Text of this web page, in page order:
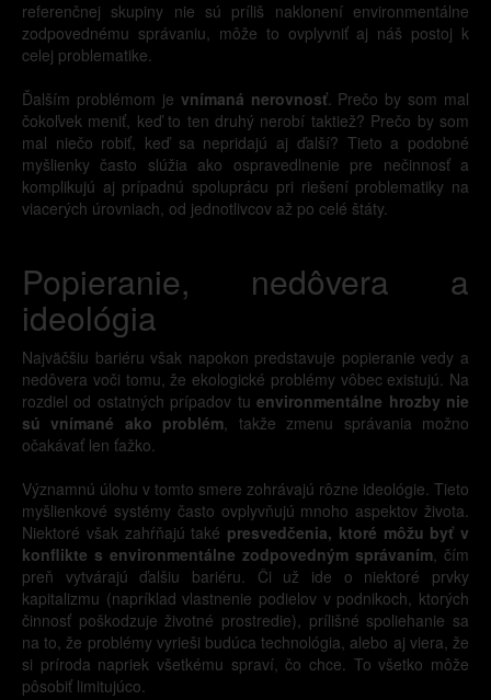
referenčnej skupiny nie sú príliš naklonení environmentálne
zodpovednému správaniu, môže to ovplyvniť aj náš postoj k
celej problematike.
Ďalším problémom je vnímaná nerovnosť. Prečo by som mal
čokoľvek meniť, keď to ten druhý nerobí taktiež? Prečo by som
mal niečo robiť, keď sa nepridajú aj ďalší? Tieto a podobné
myšlienky často slúžia ako ospravedlnenie pre nečinnosť a
komplikujú aj prípadnú spoluprácu pri riešení problematiky na
viacerých úrovniach, od jednotlivcov až po celé štáty.
Popieranie, nedôvera a
ideológia
Najväčšiu bariéru však napokon predstavuje popieranie vedy a
nedôvera voči tomu, že ekologické problémy vôbec existujú. Na
rozdiel od ostatných prípadov tuenvironmentálne hrozby nie
sú vnímané ako problém, takže zmenu správania možno
očakávať len ťažko.
Významnú úlohu v tomto smere zohrávajú rôzne ideológie. Tieto
myšlienkové systémy často ovplyvňujú mnoho aspektov života.
Niektoré však zahŕňajú také presvedčenia, ktoré môžu byť v
konflikte s environmentálne zodpovedným správaním, čím
preň vytvárajú ďalšiu bariéru. Či už ide o niektoré prvky
kapitalizmu (napríklad vlastnenie podielov v podnikoch, ktorých
činnosť poškodzuje životné prostredie), prílišné spoliehanie sa
na to, že problémy vyrieši budúca technológia, alebo aj viera, že
si príroda napriek všetkému spraví, čo chce. To všetko môže
pôsobiť limitujúco.